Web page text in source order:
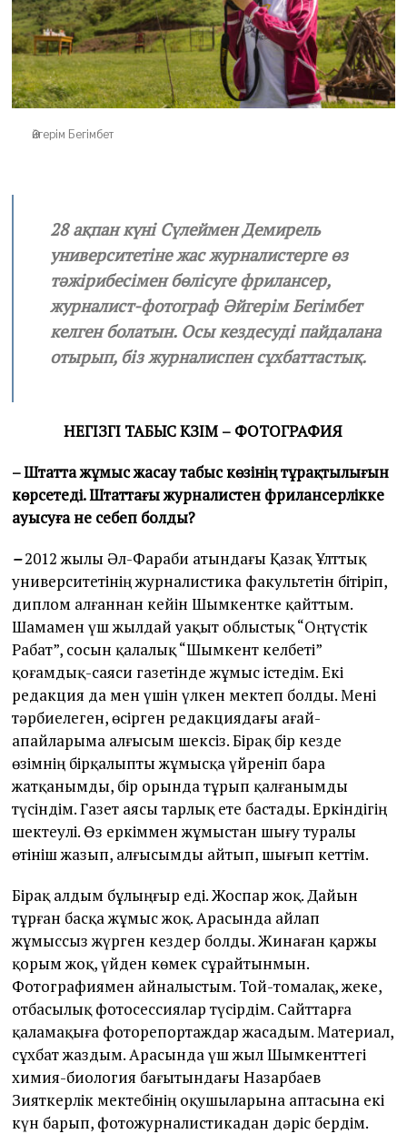
Әйгерім Бегімбет
28 ақпан күні Сүлеймен Демирель
университетіне жас журналистерге өз
тәжірибесімен бөлісуге фрилансер,
журналист-фотограф Әйгерім Бегімбет
келген болатын. Осы кездесуді пайдалана
отырып, біз журналиспен сұхбаттастық.
НЕГІЗГІ ТАБЫСКЗІМ – ФОТОГРАФИЯ
– Штатта жұмыс жасау табыс көзінің тұрақтылығын
көрсетеді. Штаттағы журналистен фрилансерлікке
ауысуға не себеп болды?
–2012 жылы Әл-Фараби атындағы Қазақ Ұлттық
университетінің журналистика факультетін бітіріп,
диплом алғаннан кейін Шымкентке қайттым.
Шамамен үш жылдай уақыт облыстық “Оңтүстік
Рабат”, сосын қалалық “Шымкент келбеті”
қоғамдық-саяси газетінде жұмыс істедім. Екі
редакция да мен үшін үлкен мектеп болды. Мені
тәрбиелеген, өсірген редакциядағы ағай-
апайларыма алғысым шексіз. Бірақ бір кезде
өзімнің бірқалыпты жұмысқа үйреніп бара
жатқанымды, бір орында тұрып қалғанымды
түсіндім. Газет аясы тарлық ете бастады. Еркіндігің
шектеулі. Өз еркіммен жұмыстан шығу туралы
өтініш жазып, алғысымды айтып, шығып кеттім.
Бірақ алдым бұлыңғыр еді. Жоспар жоқ. Дайын
тұрған басқа жұмыс жоқ. Арасында айлап
жұмыссыз жүрген кездер болды. Жинаған қаржы
қорым жоқ, үйден көмек сұрайтынмын.
Фотографиямен айналыстым. Той-томалақ, жеке,
отбасылық фотосессиялар түсірдім. Сайттарға
қаламақыға фоторепортаждар жасадым. Материал,
сұхбат жаздым. Арасында үш жыл Шымкенттегі
химия-биология бағытындағы Назарбаев
Зияткерлік мектебінің оқушыларына аптасына екі
күн барып, фотожурналистикадан дәріс бердім.